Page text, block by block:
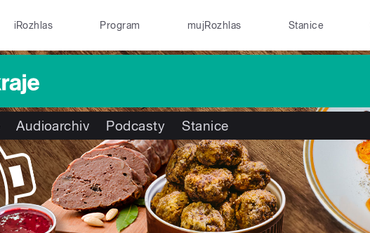
iRozhlas Program mujRozhlas Stanice
Audioarchiv Podcasty Stanice